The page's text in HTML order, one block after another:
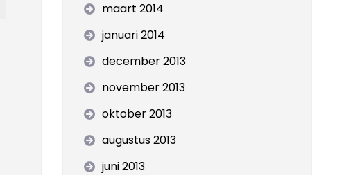
maart 2014
januari 2014
december 2013
november 2013
oktober 2013
augustus 2013
juni 2013